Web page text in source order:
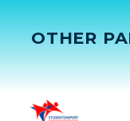
OTHER